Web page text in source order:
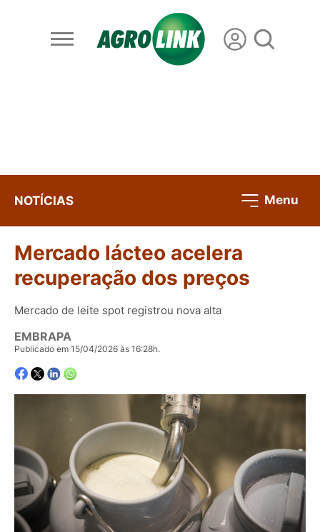
NOTÍCIAS Menu
Mercado lácteo acelera
recuperação dos preços
Mercado de leite spot registrou nova alta
EMBRAPA
Publicado em 15/04/2026 às 16:28h.